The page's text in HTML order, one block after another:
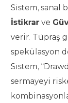
Sistem, sanal
İstikrar ve
verir. Tüpraş
spekülasyon
Sistem,
sermayeyi